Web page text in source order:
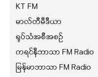
KT FM
မာလ်တီမီဒီယာ
ရုပ်သံအစီအစဉ်
ကရင်နီဘာသာ FM Radio
မြန်မာဘာသာ FM Radio